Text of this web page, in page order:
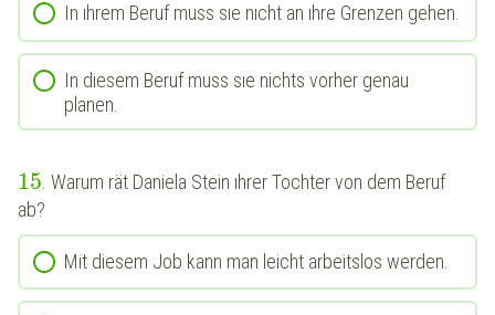
In ıhrem Beruf muss sıe nıcht an ıhre Grenzen gehen.
In diesem Beruf muss sıe nichts vorher genau
planen.
15. Warum rät Daniela Stein ıhrer Tochter von dem Beruf
ab?
Mit diesem Job kann man leicht arbeitslos werden.